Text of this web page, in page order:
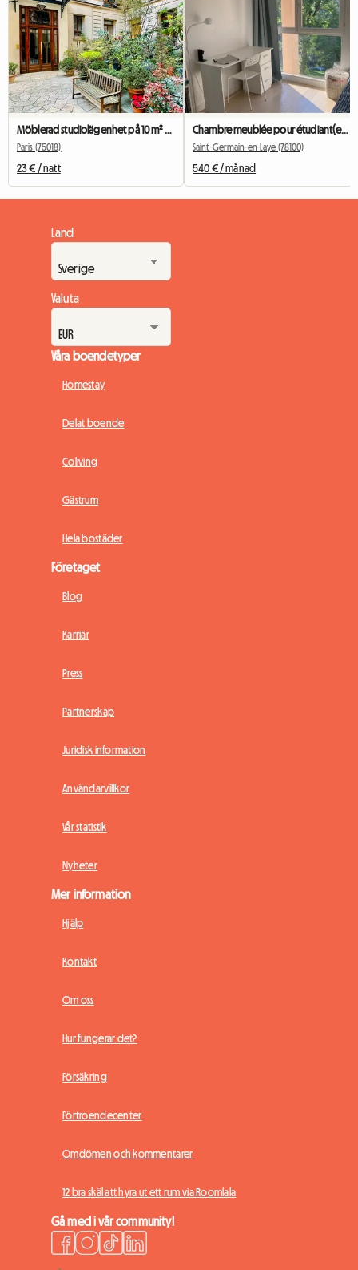
Paris (75018)
23 € / natt
Chambre meublée pour étudiant(e) à St Germain en Laye
Saint-Germain-en-Laye (78100)
540 € / månad
Land
Valuta
Våra boendetyper
Homestay
Delat boende
Coliving
Gästrum
Hela bostäder
Företaget
Blog
Karriär
Press
Partnerskap
Juridisk information
Användarvillkor
Vår statistik
Nyheter
Mer information
Hjälp
Kontakt
Om oss
Hur fungerar det?
Försäkring
Förtroendecenter
Omdömen och kommentarer
12 bra skäl att hyra ut ett rum via Roomlala
Gå med i vår community!